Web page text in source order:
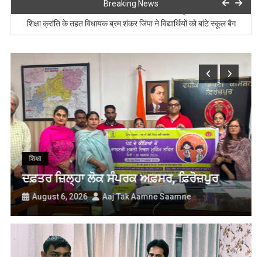
Breaking News
ਈ-ਵਿਨ ਪੋਰਟਲ ਤੇ ਐਂਟਰੀਆਂ ਕਰਨ ਸਬੰਧੀ ਟ੍ਰੇਨਿੰਗ
शिक्षा क्रांति के तहत विधायक ब्रम शंकर जिंपा ने विद्यार्थियों को बांटे स्कूल बैग
ਪੀ. ਏ. ਯੂ.-ਕੇ.ਵੀ.ਕੇ. ਫ਼ਿਰੋਜ਼ਪੁਰ ਵਿਖੇ ਸਾਬਣ ਅਤੇ ਸਫ਼ਾਈ ਪਦਾਰਥ ਬਣਾਉਣ ਸਬੰਧੀ
ਕਿੱਤਾ ਮੁੱਖੀ ਸਿਖਲਾਈ ਕੈਂਪ ਆਯੋਜਿਤ
ਦਫ਼ਤਰ ਜ਼ਿਲ੍ਹਾ ਲੋਕ ਸੰਪਰਕ ਅਫ਼ਸਰ, ਫ਼ਿਰੋਜ਼ਪੁਰ
ਸਿਹਤ ਵਿਭਾਗ ਵੱਲੋਂ ਐਲ.ਐਚ.ਵੀਜ਼ ਅਤੇ ਏ.ਐਨ.ਐਮਜ਼ ਨੂੰ ਦਿੱਤੀ ਗਈ ਯੂ-ਵਿਨ ਅਤੇ
ਈ-ਵਿਨ ਪੋਰਟਲ ਤੇ ਐਂਟਰੀਆਂ ਕਰਨ ਸਬੰਧੀ ਟ੍ਰੇਨਿੰਗ
देश
‘हर घर तिरंगा अभियान’ को जन-आंदोलन बनाएगी
हरियाणा सरकार: नायब सिंह सैनी
August 6, 2026 Aaj Tak Aamne Saamne